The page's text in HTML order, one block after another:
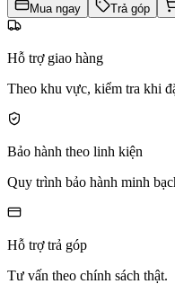
Mua ngay Trả góp
Hỗ trợ giao hàng
Theo khu vực, kiểm tra khi
Bảo hành theo linh kiện
Quy trình bảo hành minh
Hỗ trợ trả góp
Tư vấn theo chính sách thật.